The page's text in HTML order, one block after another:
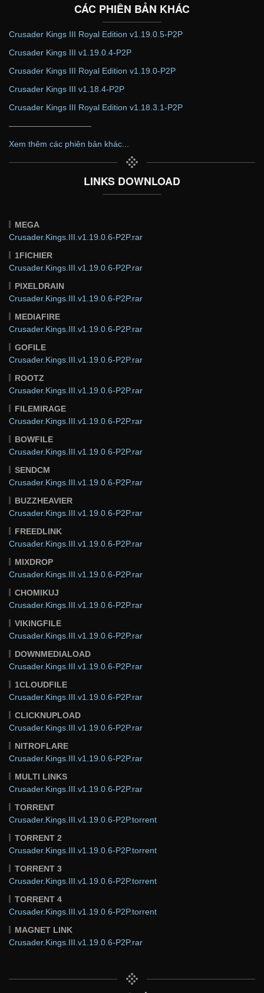
CÁC PHIÊN BẢN KHÁC
Crusader Kings III Royal Edition v1.19.0.5-P2P
Crusader Kings III v1.19.0.4-P2P
Crusader Kings III Royal Edition v1.19.0-P2P
Crusader Kings III v1.18.4-P2P
Crusader Kings III Royal Edition v1.18.3.1-P2P
——————————
Xem thêm các phiên bản khác...
LINKS DOWNLOAD
MEGA
Crusader.Kings.III.v1.19.0.6-P2P.rar
1FICHIER
Crusader.Kings.III.v1.19.0.6-P2P.rar
PIXELDRAIN
Crusader.Kings.III.v1.19.0.6-P2P.rar
MEDIAFIRE
Crusader.Kings.III.v1.19.0.6-P2P.rar
GOFILE
Crusader.Kings.III.v1.19.0.6-P2P.rar
ROOTZ
Crusader.Kings.III.v1.19.0.6-P2P.rar
FILEMIRAGE
Crusader.Kings.III.v1.19.0.6-P2P.rar
BOWFILE
Crusader.Kings.III.v1.19.0.6-P2P.rar
SENDCM
Crusader.Kings.III.v1.19.0.6-P2P.rar
BUZZHEAVIER
Crusader.Kings.III.v1.19.0.6-P2P.rar
FREEDLINK
Crusader.Kings.III.v1.19.0.6-P2P.rar
MIXDROP
Crusader.Kings.III.v1.19.0.6-P2P.rar
CHOMIKUJ
Crusader.Kings.III.v1.19.0.6-P2P.rar
VIKINGFILE
Crusader.Kings.III.v1.19.0.6-P2P.rar
DOWNMEDIALOAD
Crusader.Kings.III.v1.19.0.6-P2P.rar
1CLOUDFILE
Crusader.Kings.III.v1.19.0.6-P2P.rar
CLICKNUPLOAD
Crusader.Kings.III.v1.19.0.6-P2P.rar
NITROFLARE
Crusader.Kings.III.v1.19.0.6-P2P.rar
MULTI LINKS
Crusader.Kings.III.v1.19.0.6-P2P.rar
TORRENT
Crusader.Kings.III.v1.19.0.6-P2P.torrent
TORRENT 2
Crusader.Kings.III.v1.19.0.6-P2P.torrent
TORRENT 3
Crusader.Kings.III.v1.19.0.6-P2P.torrent
TORRENT 4
Crusader.Kings.III.v1.19.0.6-P2P.torrent
MAGNET LINK
Crusader.Kings.III.v1.19.0.6-P2P.rar